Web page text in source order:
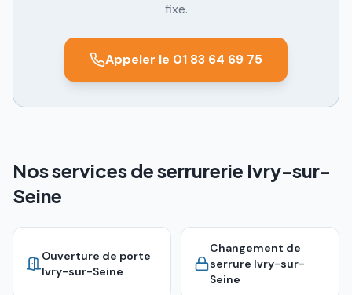
fixe.
Appeler le 01 83 64 69 75
Nos services de serrurerie Ivry-sur-
Seine
Ouverture de porte
Ivry-sur-Seine
Changement de
serrure Ivry-sur-
Seine